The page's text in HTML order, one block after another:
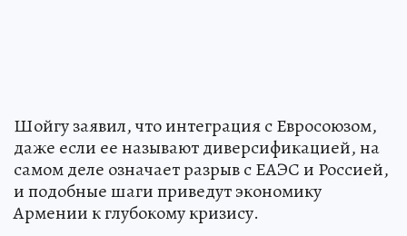
Шойгу заявил, что интеграция с Евросоюзом,
даже если ее называют диверсификацией, на
самом деле означает разрыв с ЕАЭС и Россией,
и подобные шаги приведут экономику
Армении к глубокому кризису.